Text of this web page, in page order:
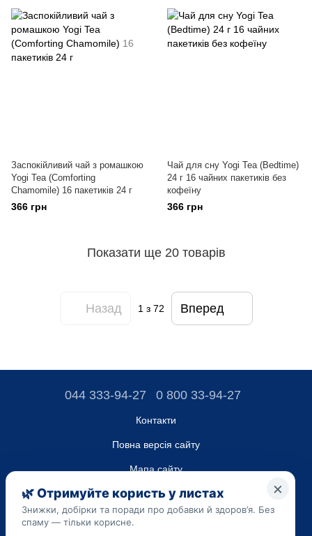
Заспокійливий чай з ромашкою
Yogi Tea (Comforting
Chamomile) 16 пакетиків 24 г
366 грн
Чай для сну Yogi Tea (Bedtime)
24 г 16 чайних пакетиків без
кофеїну
366 грн
Показати ще 20 товарів
Назад 1 з 72 Вперед
044 333-94-27 0 800 33-94-27
Контакти
Повна версія сайту
Мапа сайту
ТОВ “ДО ЮА”,
Код ЄДРПОУ 45223262
Дата реєстрації 14.09.2023